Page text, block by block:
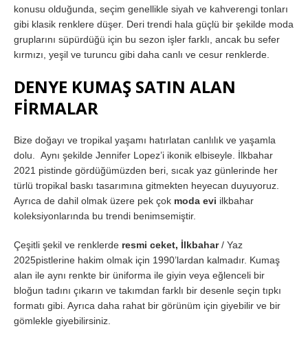
konusu olduğunda, seçim genellikle siyah ve kahverengi tonları
gibi klasik renklere düşer. Deri trendi hala güçlü bir şekilde moda
gruplarını süpürdüğü için bu sezon işler farklı, ancak bu sefer
kırmızı, yeşil ve turuncu gibi daha canlı ve cesur renklerde.
DENYE KUMAŞ SATIN ALAN
FİRMALAR
Bize doğayı ve tropikal yaşamı hatırlatan canlılık ve yaşamla
dolu. Aynı şekilde Jennifer Lopez’i ikonik elbiseyle. İlkbahar
2021 pistinde gördüğümüzden beri, sıcak yaz günlerinde her
türlü tropikal baskı tasarımına gitmekten heyecan duyuyoruz.
Ayrıca de dahil olmak üzere pek çok moda evi ilkbahar
koleksiyonlarında bu trendi benimsemiştir.
Çeşitli şekil ve renklerde resmi ceket, İlkbahar/ Yaz
2025pistlerine hakim olmak için 1990’lardan kalmadır. Kumaş
alan ile aynı renkte bir üniforma ile giyin veya eğlenceli bir
bloğun tadını çıkarın ve takımdan farklı bir desenle seçin tıpkı
formatı gibi. Ayrıca daha rahat bir görünüm için giyebilir ve bir
gömlekle giyebilirsiniz.